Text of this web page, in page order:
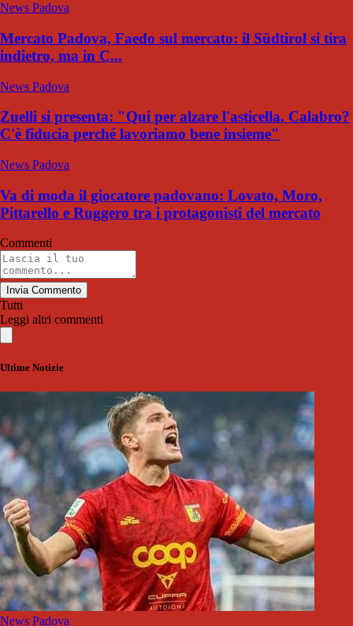
News Padova
Mercato Padova, Faedo sul mercato: il Südtirol si tira
indietro, ma in C...
News Padova
Zuelli si presenta: "Qui per alzare l'asticella. Calabro?
C'è fiducia perché lavoriamo bene insieme"
News Padova
Va di moda il giocatore padovano: Lovato, Moro,
Pittarello e Ruggero tra i protagonisti del mercato
Commenti
Invia Commento
Tutti
Leggi altri commenti
Ultime Notizie
News Padova